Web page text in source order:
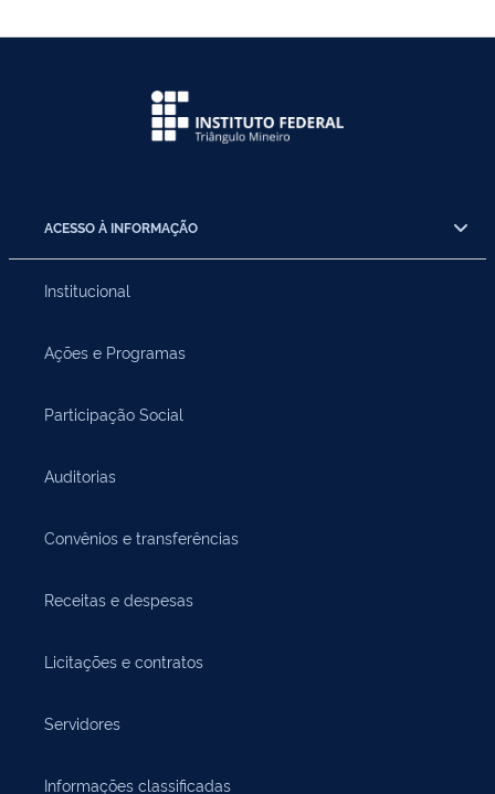
ACESSO À INFORMAÇÃO
Institucional
Ações e Programas
Participação Social
Auditorias
Convênios e transferências
Receitas e despesas
Licitações e contratos
Servidores
Informações classificadas